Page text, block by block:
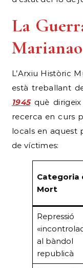
La
Marianao
L’Arxiu Històric
està treballant
1945què dirigeix
recerca en curs
locals en aquest
de víctimes:
Categoria
Mort
Repressió
al bàndol
republicà